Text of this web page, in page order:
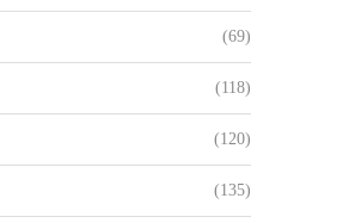
(69)
(118)
(120)
(135)